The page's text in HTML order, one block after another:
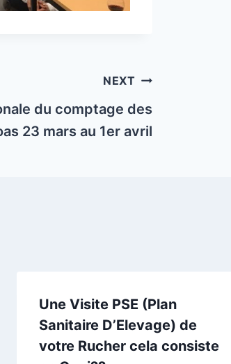
NEXT
du comptage des
23 mars au 1er avril
Une Visite PSE (Plan
Sanitaire D’Elevage) de
votre Rucher cela consiste